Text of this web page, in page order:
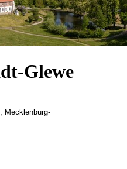
Glewe